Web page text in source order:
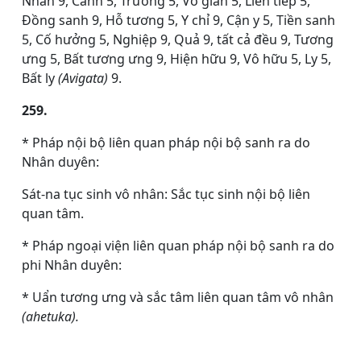
Đồng sanh 9, Hỗ tương 5, Y chỉ 9, Cận y 5, Tiền sanh
5, Cố hưởng 5, Nghiệp 9, Quả 9, tất cả đều 9, Tương
ưng 5, Bất tương ưng 9, Hiện hữu 9, Vô hữu 5, Ly 5,
Bất ly(Avigata) 9.
259.
* Pháp nội bộ liên quan pháp nội bộ sanh ra do
Nhân duyên:
Sát-na tục sinh vô nhân: Sắc tục sinh nội bộ liên
quan tâm.
* Pháp ngoại viện liên quan pháp nội bộ sanh ra do
phi Nhân duyên:
* Uẩn tương ưng và sắc tâm liên quan tâm vô nhân
(ahetuka).